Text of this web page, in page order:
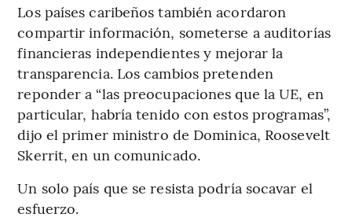
Los países caribeños también acordaron
compartir información, someterse a auditorías
financieras independientes y mejorar la
transparencia. Los cambios pretenden
reponder a “las preocupaciones que la UE, en
particular, habría tenido con estos programas”,
dijo el primer ministro de Dominica, Roosevelt
Skerrit, en un comunicado.
Un solo país que se resista podría socavar el
esfuerzo.